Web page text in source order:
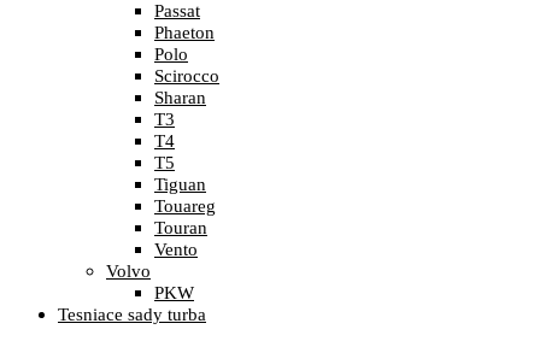
Passat
Phaeton
Polo
Scirocco
Sharan
T3
T4
T5
Tiguan
Touareg
Touran
Vento
Volvo
PKW
Tesniace sady turba